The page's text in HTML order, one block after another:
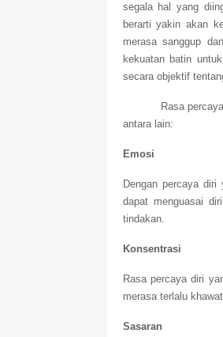
segala hal yang
berarti yakin akan
merasa sanggup
kekuatan batin
secara objektif
Rasa
antara lain:
Emosi
Dengan percaya
dapat menguasai
tindakan.
Konsentrasi
Rasa percaya diri
merasa terlalu
Sasaran